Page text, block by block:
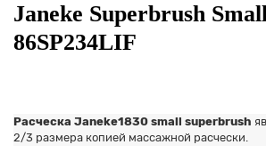
Janeke Superbrush
86SP234LIF
Расческа Janeke1830 small superbrush
2/3 размера копией массажной расчески.